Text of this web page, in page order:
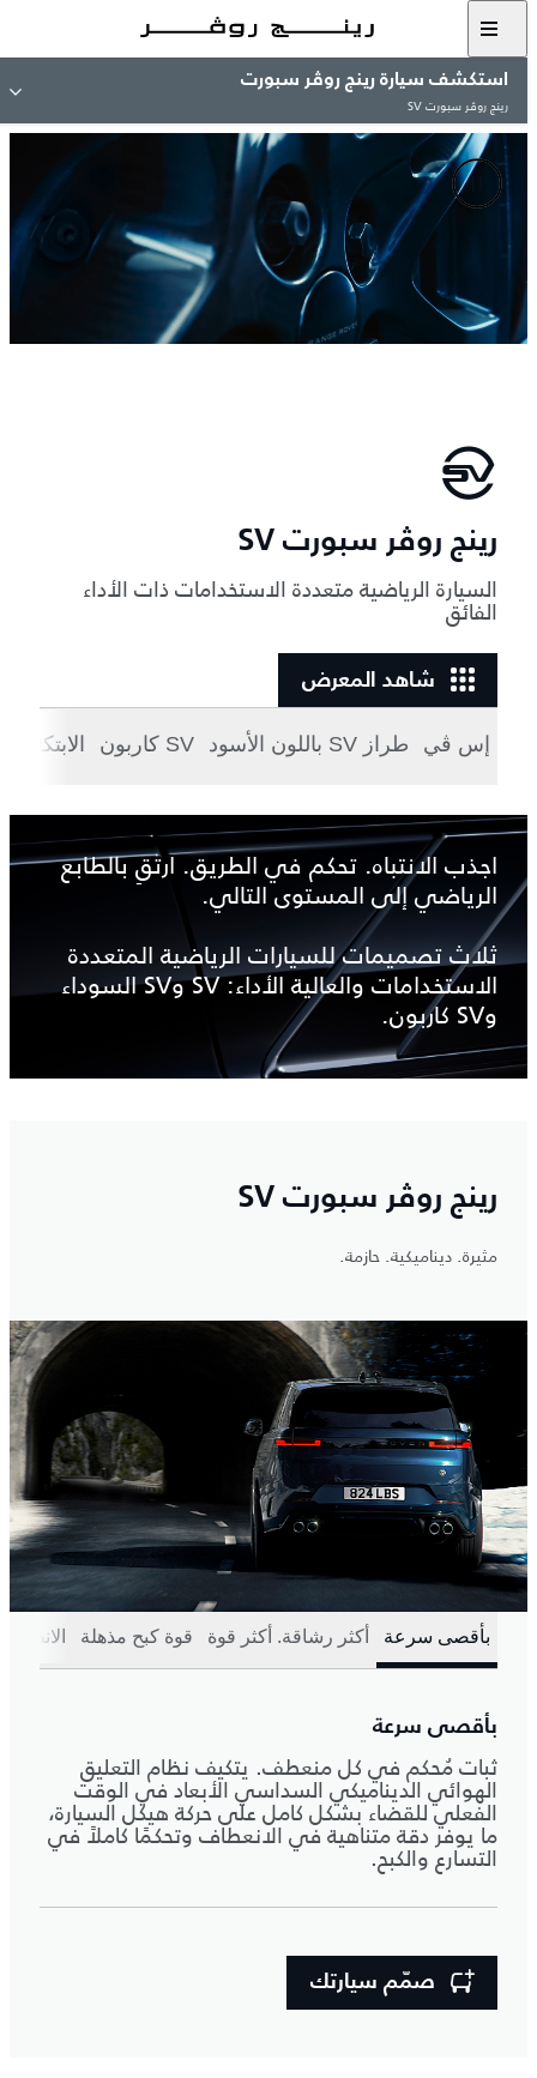
استكشف سيارة رينج روڤر سبورت
رينج روڤر سبورت SV
رينج روڤر سبورت SV
السيارة الرياضية متعددة الاستخدامات ذات الأداء
الفائق
شاهد المعرض
إس ڤي طراز SV باللون الأسود SV كاربون الابتكار
اجذب الانتباه. تحكم في الطريق. ارتقِ بالطابع
الرياضي إلى المستوى التالي.
ثلاث تصميمات للسيارات الرياضية المتعددة
الاستخدامات والعالية الأداء: SV وSV السوداء
وSV كاربون.
رينج روڤر سبورت SV
مثيرة. ديناميكية. حازمة.
بأقصى سرعة أكثر رشاقة. أكثر قوة قوة كبح مذهلة
بأقصى سرعة
ثبات مُحكم في كل منعطف. يتكيف نظام التعليق
الهوائي الديناميكي السداسي الأبعاد في الوقت
الفعلي للقضاء بشكل كامل على حركة هيكل السيارة،
ما يوفر دقة متناهية في الانعطاف وتحكمًا كاملاً في
التسارع والكبح.
صمّم سيارتك